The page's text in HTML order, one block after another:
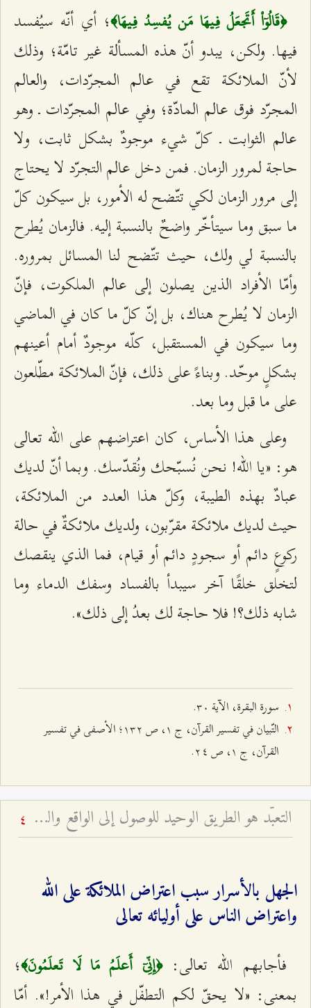
﴿قَالُوٓاْ أَتَجعَلُ فِيهَا مَن يُفسِدُ فِيهَا﴾؛ أي أنّه سيُفسد
فيها. ولكن، يبدو أنّ هذه المسألة غير تامّة؛ وذلك
لأنّ الملائكة تقع في عالم المجرّدات، والعالم
المجرّد فوق عالم المادّة؛ وفي عالم المجرّدات ـ وهو
عالم الثوابت ـ كلّ شيء موجودٌ بشكل ثابت، ولا
حاجة لمرور الزمان. فمن دخل عالم التجرّد لا يحتاج
إلى مرور الزمان لكي تتّضح له الأمور، بل سيكون كلّ
ما سبق وما سيتأخّر واضحٌ بالنسبة إليه. فالزمان يُطرح
بالنسبة لي ولك، حيث تتّضح لنا المسائل بمروره.
وأمّا الأفراد الذين يصلون إلى عالم الملكوت، فإنّ
الزمان لا يُطرح هناك، بل إنّ كلّ ما كان في الماضي
وما سيكون في المستقبل، كلّه موجودٌ أمام أعينهم
بشكلٍ موحّد. وبناءً على ذلك، فإنّ الملائكة مطّلعون
على ما قبل وما بعد.
وعلى هذا الأساس، كان اعتراضهم على الله تعالى
هو: «يا الله! نحن نُسبّحك ونُقدّسك. وبما أنّ لديك
عبادٌ بهذه الطيبة، وكلّ هذا العدد من الملائكة،
حيث لديك ملائكة مقرّبون، ولديك ملائكةٌ في حالة
ركوعٍ دائم أو سجودٍ دائم أو قيام، فما الذي ينقصك
لتخلق خلقًا آخر سيبدأ بالفساد وسفك الدماء وما
شابه ذلك؟! فلا حاجة لك بعدُ إلى ذلك».
سورة البقرة، الآية ٣۰.
التّبيان في تفسير القرآن، ج ۱، ص ۱٣٢؛ الأصفى في تفسير
القرآن، ج ۱، ص ٢٤.
التعبّد هو الطريق الوحيد للوصول إلى الواقع والقرب الإلهيّ - أخطار العلم من دون نية صالحة ومن دون تعبّد 4
الجهل بالأسرار سبب اعتراض الملائكة على الله
واعتراض الناس على أوليائه تعالى
فأجابهم الله تعالى:﴿إِنِّيٓ أَعلَمُ مَا لَا تَعلَمُونَ﴾؛
بمعنى: «لا يحقّ لكم التطفّل في هذا الأمر!». أمّا